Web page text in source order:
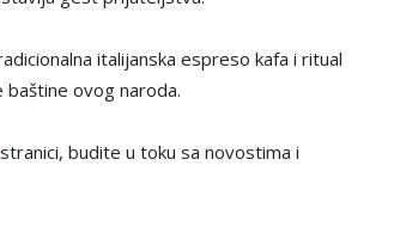
italijanska espreso kafa i ritual
baštine ovog naroda.
stranici, budite u toku sa novostima i